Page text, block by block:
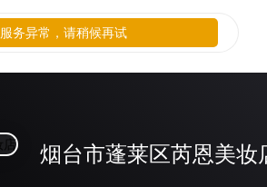
烟台市蓬莱区芮恩美妆
服务异常，请稍候再试